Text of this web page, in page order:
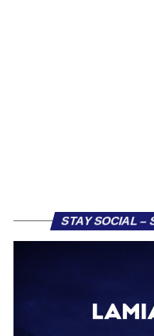
STAY SOCIAL –